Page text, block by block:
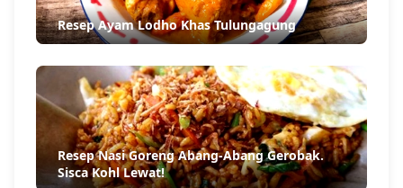
Resep Ayam Lodho Khas Tulungagung
Resep Nasi Goreng Abang-Abang Gerobak.
Sisca Kohl Lewat!